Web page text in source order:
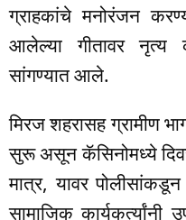
ग्राहकांचे मनोरंजन
आलेल्या गीतावर नृत्य
सांगण्यात आले.
मिरज शहरासह ग्रामीण
सुरू असून कॅसिनोमध्ये
मात्र, यावर
सामाजिक कार्यकर्त्यांनी